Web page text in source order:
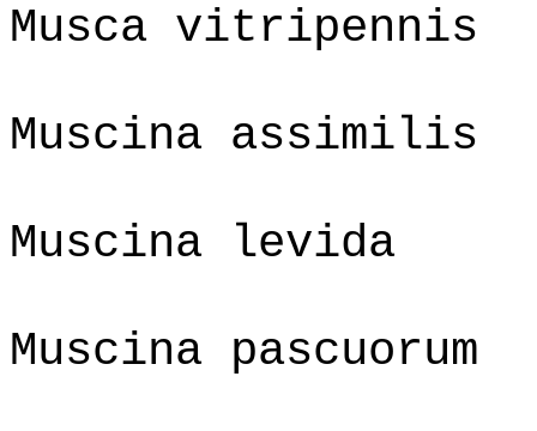
Musca vitripennis
Muscina assimilis
Muscina levida
Muscina pascuorum